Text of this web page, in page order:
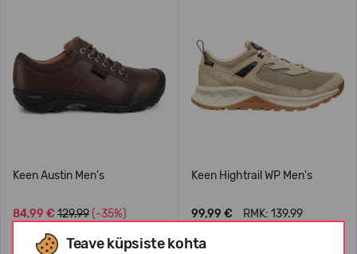
Teave küpsiste kohta
Keen Austin Men's
84,99 € 129.99 (-35%)
Keen Hightrail WP Men's
99,99 € RMK: 139.99